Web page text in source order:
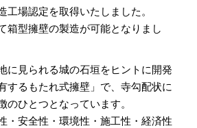
工場認定を取得いたしました。
箱型擁壁の製造が可能となりまし
に見られる城の石垣をヒントに開発
するもたれ式擁壁」で、寺勾配状に
のひとつとなっています。
・安全性・環境性・施工性・経済性